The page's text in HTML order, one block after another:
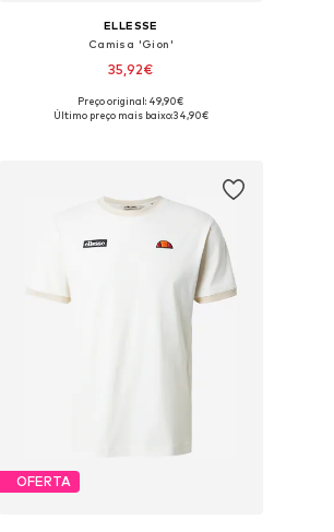
ELLESSE
Camisa 'Gion'
35,92€
Tamanhos disponíveis: S, M, L, XL
Preço original: 49,90€
Último preço mais baixo:34,90€
OFERTA